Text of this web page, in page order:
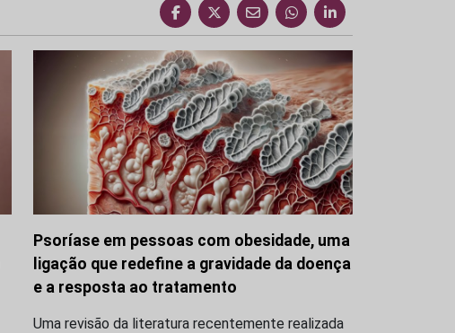
Psoríase em pessoas com obesidade, uma
ligação que redefine a gravidade da doença
e a resposta ao tratamento
Uma revisão da literatura recentemente realizada